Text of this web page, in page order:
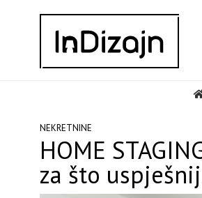
NEKRETNINE
HOME
za što